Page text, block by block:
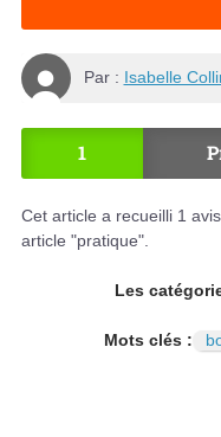
Par : Isabelle
1
Cet article a recueilli 1 avis.
article "pratique".
Les
Mots clés :